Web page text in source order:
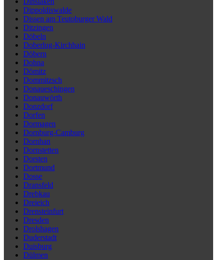
Dippoldiswalde
Dissen am Teutoburger Wald
Ditzingen
Döbeln
Doberlug-Kirchhain
Döbern
Dohna
Dömitz
Dommitzsch
Donaueschingen
Donauwörth
Donzdorf
Dorfen
Dormagen
Dornburg-Camburg
Dornhan
Dornstetten
Dorsten
Dortmund
Dosse
Dransfeld
Drebkau
Dreieich
Drensteinfurt
Dresden
Drolshagen
Duderstadt
Duisburg
Dülmen